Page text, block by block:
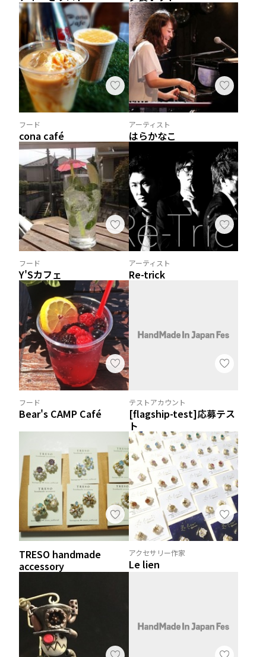
フード
cona café
アーティスト
はらかなこ
フード
Y'Sカフェ
アーティスト
Re-trick
フード
Bear's CAMP Café
テストアカウント
[flagship-test]応募テス
ト
TRESO handmade
accessory
アクセサリー作家
Le lien